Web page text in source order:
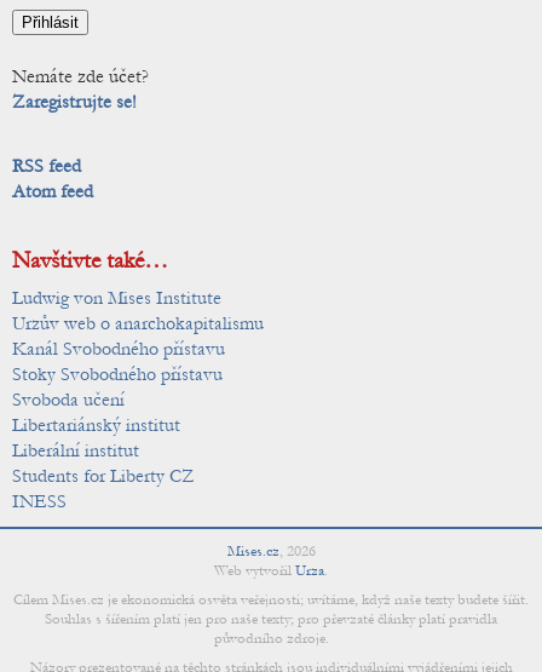
Nemáte zde účet?
Zaregistrujte se!
RSS feed
Atom feed
Navštivte také…
Ludwig von Mises Institute
Urzův web o anarchokapitalismu
Kanál Svobodného přístavu
Stoky Svobodného přístavu
Svoboda učení
Libertariánský institut
Liberální institut
Students for Liberty CZ
INESS
Mises.cz, 2026
Web vytvořil Urza.
Cílem Mises.cz je ekonomická osvěta veřejnosti; uvítáme, když naše texty budete šířit.
Souhlas s šířením platí jen pro naše texty; pro převzaté články platí pravidla
původního zdroje.
Názory prezentované na těchto stránkách jsou individuálními vyjádřeními jejich